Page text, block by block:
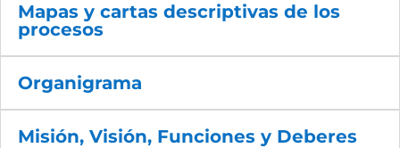
Mapas y cartas descriptivas de los
procesos
Organigrama
Misión, Visión, Funciones y Deberes